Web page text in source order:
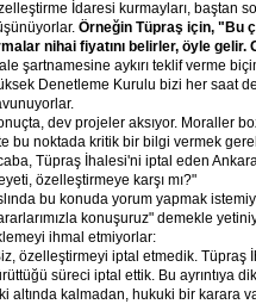
İdaresi kurmayları, baştan
Örneğin Tüpraş için, "Bu
nihai fiyatını belirler, öyle gelir.
şartnamesine aykırı teklif verme
Denetleme Kurulu bizi her saat
dev projeler aksıyor. Moraller
bu noktada kritik bir bilgi vermek
Tüpraş İhalesi'ni iptal eden
özelleştirmeye karşı mı?"
bu konuda yorum yapmak
konuşuruz" demekle
ihmal etmiyorlar:
özelleştirmeyi iptal etmedik. Tüpraş
süreci iptal ettik. Bu ayrıntıya
altında kalmadan, hukuki bir karara